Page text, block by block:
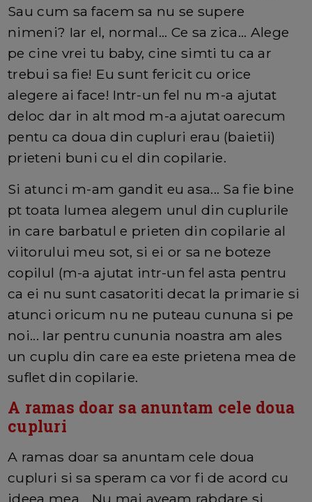
Sau cum sa facem sa nu se supere
nimeni? Iar el, normal... Ce sa zica... Alege
pe cine vrei tu baby, cine simti tu ca ar
trebui sa fie! Eu sunt fericit cu orice
alegere ai face! Intr-un fel nu m-a ajutat
deloc dar in alt mod m-a ajutat oarecum
pentu ca doua din cupluri erau (baietii)
prieteni buni cu el din copilarie.
Si atunci m-am gandit eu asa... Sa fie bine
pt toata lumea alegem unul din cuplurile
in care barbatul e prieten din copilarie al
viitorului meu sot, si ei or sa ne boteze
copilul (m-a ajutat intr-un fel asta pentru
ca ei nu sunt casatoriti decat la primarie si
atunci oricum nu ne puteau cununa si pe
noi... Iar pentru cununia noastra am ales
un cuplu din care ea este prietena mea de
suflet din copilarie.
A ramas doar sa anuntam cele doua
cupluri
A ramas doar sa anuntam cele doua
cupluri si sa speram ca vor fi de acord cu
ideea mea... Nu mai aveam rabdare si